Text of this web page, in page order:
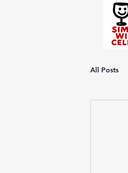
All Posts